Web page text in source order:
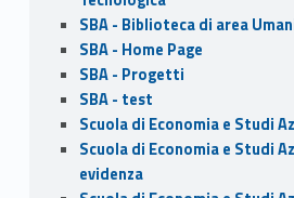
SBA - Biblioteca di area
SBA - Home Page
SBA - Progetti
SBA - test
Scuola di Economia e Studi
Scuola di Economia e Studi
evidenza